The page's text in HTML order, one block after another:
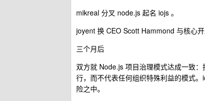
mikreal 分叉 node.js 起名 iojs 。
joyent 换 CEO Scott Hammond 与核心开
三个月后
双方就 Node.js 项目治理模式达成一致
行，而不代表任何组织特殊利益的模式
险之中。